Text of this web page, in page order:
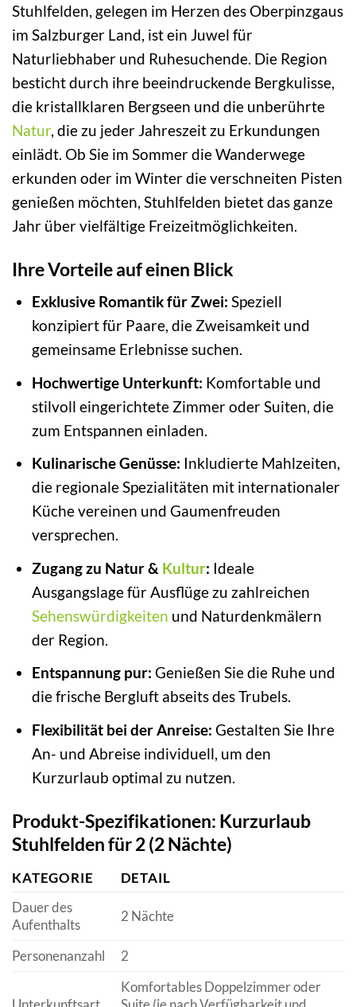
Stuhlfelden, gelegen im Herzen des Oberpinzgaus
im Salzburger Land, ist ein Juwel für
Naturliebhaber und Ruhesuchende. Die Region
besticht durch ihre beeindruckende Bergkulisse,
die kristallklaren Bergseen und die unberührte
Natur, die zu jeder Jahreszeit zu Erkundungen
einlädt. Ob Sie im Sommer die Wanderwege
erkunden oder im Winter die verschneiten Pisten
genießen möchten, Stuhlfelden bietet das ganze
Jahr über vielfältige Freizeitmöglichkeiten.
Ihre Vorteile auf einen Blick
Exklusive Romantik für Zwei: Speziell
konzipiert für Paare, die Zweisamkeit und
gemeinsame Erlebnisse suchen.
Hochwertige Unterkunft: Komfortable und
stilvoll eingerichtete Zimmer oder Suiten, die
zum Entspannen einladen.
Kulinarische Genüsse: Inkludierte Mahlzeiten,
die regionale Spezialitäten mit internationaler
Küche vereinen und Gaumenfreuden
versprechen.
Zugang zu Natur & Kultur: Ideale
Ausgangslage für Ausflüge zu zahlreichen
Sehenswürdigkeiten und Naturdenkmälern
der Region.
Entspannung pur: Genießen Sie die Ruhe und
die frische Bergluft abseits des Trubels.
Flexibilität bei der Anreise: Gestalten Sie Ihre
An- und Abreise individuell, um den
Kurzurlaub optimal zu nutzen.
Produkt-Spezifikationen: Kurzurlaub
Stuhlfelden für 2 (2 Nächte)
KATEGORIE
DETAIL
Dauer des
Aufenthalts
2 Nächte
Personenanzahl 2
Komfortables Doppelzimmer oder